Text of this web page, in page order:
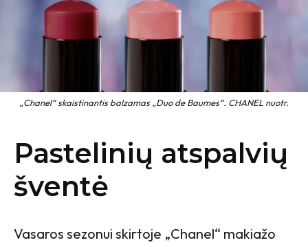
„Chanel“ skaistinantis balzamas „Duo de Baumes“. CHANEL nuotr.
Pastelinių atspalvių
šventė
Vasaros sezonui skirtoje „Chanel“ makiažo